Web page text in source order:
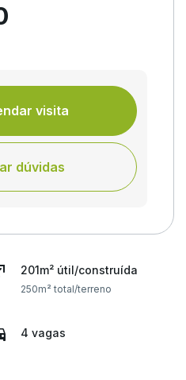
visita
dúvidas
201m² útil/construída
250m² total/terreno
4 vagas